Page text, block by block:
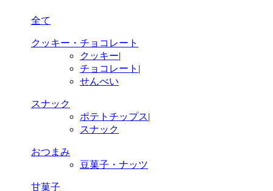
全て
クッキー・チョコレート
クッキー|
チョコレート |
せんべい
スナック
ポテトチップス|
スナック
おつまみ
豆菓子・ナッツ
甘菓子